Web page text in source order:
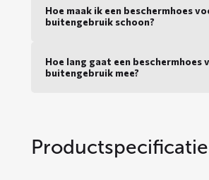
Hoe maak ik een beschermhoes
buitengebruik schoon?
Hoe lang gaat een beschermhoes
buitengebruik mee?